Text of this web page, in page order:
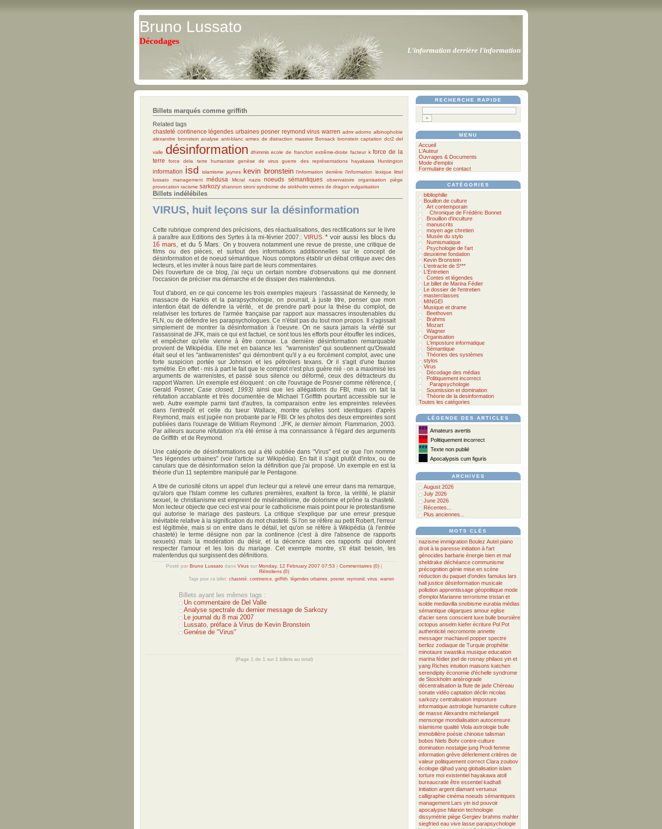
Bruno Lussato
Décodages
L'information derrière l'information
Billets marqués comme griffith
Related tags
chasteté continence légendes urbaines posner reymond virus warren admr adorno albinophobie
alexandre bronstein analyse anti-blanc armes de distraction massive Bonsack bronstein captation dcr2 del
valle désinformation dhimmis ecole de francfort extrême-droite facteur k force de la
terre
force dela terre humaniste genèse de virus guerre des représentations hayakawa Huntington
information isd islamisme jaynes kevin bronstein l'information derrière l'information lexique littel
lussato
management médusa Micral nazis noeuds sémantiques observatoire organisation
piège
provocation racisme sarkozy shannon sironi syndrome de stokholm veines de dragon vulgarisation
Billets indélébiles
VIRUS, huit leçons sur la désinformation
Cette rubrique comprend des précisions, des réactualisations, des rectifications sur le livre
à paraître aux Editions des Syrtes à la mi-février 2007.: VIRUS. * voir aussi les blocs du
16 mars,
et du 5 Mars. On y trouvera notamment une revue de presse, une critique de
films ou des pièces, et surtout des informations additionnelles sur le concept de
désinformation et de noeud sémantique. Nous comptons établir un débat critique avec des
lecteurs, et les inviter à nous faire part de leurs commentaires.
Dès l'ouverture de ce blog, j'ai reçu un certain nombre d'observations qui me donnent
l'occasion de préciser ma démarche et de dissiper des malentendus.
Tout d'abord, en ce qui concerne les trois exemples majeurs : l'assassinat de Kennedy, le
massacre de Harkis et la parapsychologie, on pourrait, à juste titre, penser que mon
intention était de défendre la vérité, et de prendre parti pour la thèse du complot, de
relativiser les tortures de l'armée française par rapport aux massacres insoutenables du
FLN, ou de défendre les parapsychologues. Ce n'était pas du tout mon propos. Il s'agissait
simplement de montrer la désinformation à l'oeuvre. On ne saura jamais la vérité sur
l'assassinat de JFK, mais ce qui est factuel, ce sont tous les efforts pour étouffer les indices,
et empêcher qu'elle vienne à être connue. La dernière désinformation remarquable
provient de Wikipédia. Elle met en balance les "warrenistes" qui soutiennent qu'Oswald
était seul et les "antiwarrenistes" qui démontrent qu'il y a eu forcément complot, avec une
forte suspicion portée sur Johnson et les pétroliers texans. Or il s'agit d'une fausse
symétrie. En effet - mis à part le fait que le complot n'est plus guère nié - on a maximisé les
arguments de warrenistes, et passé sous silence ou déformé, ceux des détracteurs du
rapport Warren. Un exemple est éloquent : on cite l'ouvrage de Posner comme référence, (
Gerald Posner, Case closed, 1993) ainsi que les allégations du FBI, mais on tait la
réfutation accablante et très documentée de Michael T.Griffith pourtant accessible sur le
web. Autre exemple parmi tant d'autres, la comparaison entre les empreintes relevées
dans l'entrepôt et celle du tueur Wallace, montre qu'elles sont identiques d'après
Reymond, mais est jugée non probante par le FBI. Or les photos des deux empreintes sont
publiées dans l'ouvrage de William Reymond :JFK, le dernier témoin. Flammarion, 2003.
Par ailleurs aucune réfutation n'a été émise à ma connaissance à l'égard des arguments
de Griffith et de Reymond.
Une catégorie de désinformations qui a été oubliée dans "Virus" est ce que l'on nomme
"les légendes urbaines" (voir l'article sur Wikipédia). En fait il s'agit plutôt d'intox, ou de
canulars que de désinformation selon la définition que j'ai proposé. Un exemple en est la
théorie d'un 11 septembre manipulé par le Pentagone.
A titre de curiosité citons un appel d'un lecteur qui a relevé une erreur dans ma remarque,
qu'alors que l'Islam comme les cultures premières, exaltent la force, la virilité, le plaisir
sexuel, le christianisme est empreint de misérabilisme, de dolorisme et prône la chasteté.
Mon lecteur objecte que ceci est vrai pour le catholicisme mais point pour le protestantisme
qui autorise le mariage des pasteurs. La critique s'explique par une erreur presque
inévitable relative à la signification du mot chasteté. Si l'on se réfère au petit Robert, l'erreur
est légitimée, mais si on entre dans le détail, let qu'on se réfère à Wikipédia (à l'entrée
chasteté) le terme désigne non par la continence (c'est à dire l'absence de rapports
sexuels) mais la modération du désir, et la décence dans ces rapports qui doivent
respecter l'amour et les lois du mariage. Cet exemple montre, s'il était besoin, les
malentendus qui surgissent des définitions.
Posté par Bruno Lussato dans Virus sur Monday, 12 February 2007 07:53 | Commentaires (0) |
Rétroliens (0)
Tags pour ce billet: chasteté continence griffith légendes urbaines posner, reymond virus warren
Billets ayant les mêmes tags :
Un commentaire de Del Valle
Analyse spectrale du dernier message de Sarkozy
Le journal du 8 mai 2007
Lussato, préface à Virus de Kevin Bronstein
Genèse de "Virus"
(Page 1 de 1 sur 1 billets au total)
RECHERCHE RAPIDE
MENU
Accueil
L'Auteur
Ouvrages & Documents
Mode d'emploi
Formulaire de contact
CATÉGORIES
bibliophilie
Bouillon de culture
Art contemporain
Chronique de Frédéric Bonnet
Brouillon d'inculture
manuscrits
moyen age chretien
Musée du stylo
Numismatique
Psychologie de l'art
deuxieme fondation
Kevin Bronstein
L'entracte de S***
L'Entretien
Contes et légendes
Le billet de Marina Fédier
Le dossier de l'entretien
masterclasses
MINGEI
Musique et drame
Beethoven
Brahms
Mozart
Wagner
Organisation
L'imposture informatique
Sémantique
Théories des systèmes
stylos
Virus
Décodage des médias
Politiquement incorrect
Parapsychologie
Soumission et domination
Théorie de la desinformation
Toutes les catégories
LÉGENDE DES ARTICLES
*** Amateurs avertis
*** Politiquement incorrect
*** Texte non publié
*** Apocalypsis cum figuris
ARCHIVES
August 2026
July 2026
June 2026
Récentes...
Plus anciennes...
MOTS CLÉS
nazisme immigration Boulez Autel piano
droit à la paresse initiation à l'art
génocides barbarie énergie bien et mal
sheldrake déchéance communisme
précognition génie mise en scène
réduction du paquet d'ondes famulus lars
hall justice désinformation musicale
pollution apprentissage géopolitique mode
d'emploi Marianne terrorisme tristan et
isolde mediavilla snobisme eurabia médias
sémantique oligarques amour eglise
d'acier sens conscient luxe bulle boursière
octopus anselm kiefer écriture Pol Pot
authenticité necromonte annette
messager machiavel popper spectre
berlioz zodiaque de Turquie prophétie
minotaure swastika musique education
marina fédier joel de rosnay philaos yin et
yang Riches intuition maisons katchen
serendipity économie d'échelle syndrome
de Stockholm antérograde
décentralisation la flute de jade Chéreau
sonate vidéo captation déclin nicolas
sarkozy centralisation imposture
informatique astrologie humaniste culture
de masse Alexandre michelangeli
mensonge mondialisation autocensure
islamisme qualité Viola astrologie bulle
immobilière poésie chinoise talisman
bobos Niels Bohr contre-culture
domination nostalgie jung Prodi femme
information grève déferlement critères de
valeur politiquement correct Clara zoubov
écologie djihad yang globalisation islam
torture moi existentiel hayakawa atoll
bureaucratie être essentiel kadhafi
initiation argent diamant vertueux
calligraphie cinéma noeuds sémantiques
management Lars yin isd pouvoir
apocalypse hilarion technologie
dissymétrie piège Gergiev brahms mahler
siegfried eau vive lasse parapsychologie